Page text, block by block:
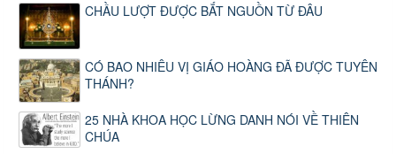
CHẦU LƯỢT ĐƯỢC BẮT NGUỒN TỪ ĐÂU
CÓ BAO NHIÊU VỊ GIÁO HOÀNG ĐÃ ĐƯỢC TUYÊN
THÁNH?
25 NHÀ KHOA HỌC LỪNG DANH NÓI VỀ THIÊN
CHÚA